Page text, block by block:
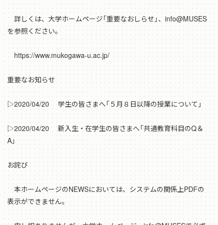
詳しくは、大学ホームページ「重要なおしらせ」、info@MUSES
を参照ください。
https://www.mukogawa-u.ac.jp/
重要なお知らせ
▷2020/04/20 学生の皆さまへ「５月８日以降の授業について」
▷2020/04/20 新入生・在学生の皆さまへ「共通教育科目のQ＆
A」
お詫び
本ホームページのNEWSにおいては、システムの関係上PDFの
表示ができません。